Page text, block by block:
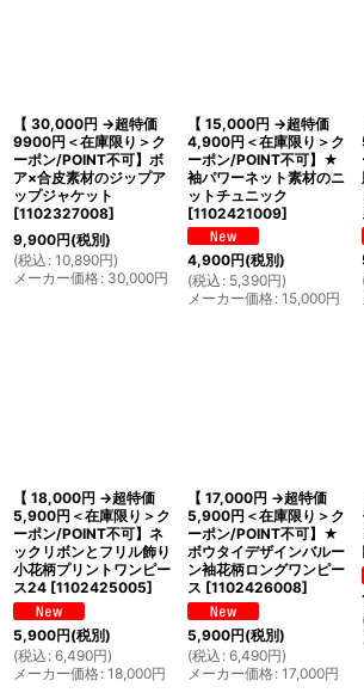
【 30,000円 →超特価
9900円＜在庫限り＞ク
ーポン/POINT不可】ボ
ア×合皮素材のジップア
ップジャケット
[1102327008]
9,900円(税別)
(税込 : 10,890円)
メーカー価格: 30,000円
【 15,000円 →超特価
4,900円＜在庫限り＞ク
ーポン/POINT不可】★
袖パワーネット素材のニ
ットチュニック
[1102421009]
4,900円(税別)
(税込 : 5,390円)
メーカー価格: 15,000円
【 18,000円 →超特価
5,900円＜在庫限り＞ク
ーポン/POINT不可】ネ
ックリボンとフリル飾り
小花柄プリントワンピー
ス24 [1102425005]
5,900円(税別)
(税込 : 6,490円)
メーカー価格: 18,000円
【 17,000円 →超特価
5,900円＜在庫限り＞ク
ーポン/POINT不可】★
ボウタイデザインバルー
ン袖花柄ロングワンピー
ス [1102426008]
5,900円(税別)
(税込 : 6,490円)
メーカー価格: 17,000円